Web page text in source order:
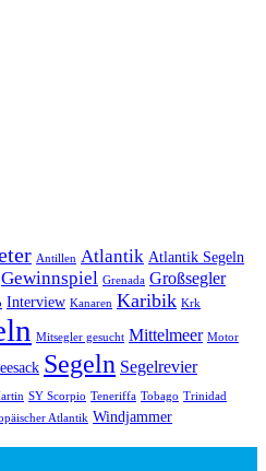
Antillen Atlantik Atlantik Segeln
Gewinnspiel Grenada Großsegler
Interview Kanaren Karibik Krk
Mitsegler gesucht Mittelmeer Motor
Segeln Segelrevier
SY Scorpio Teneriffa Tobago Trinidad
Atlantik Windjammer